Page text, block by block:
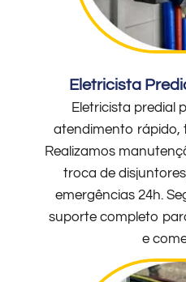
Eletricista
Eletricista predial
atendimento rápido,
Realizamos
troca de
emergências 24h.
suporte completo
e